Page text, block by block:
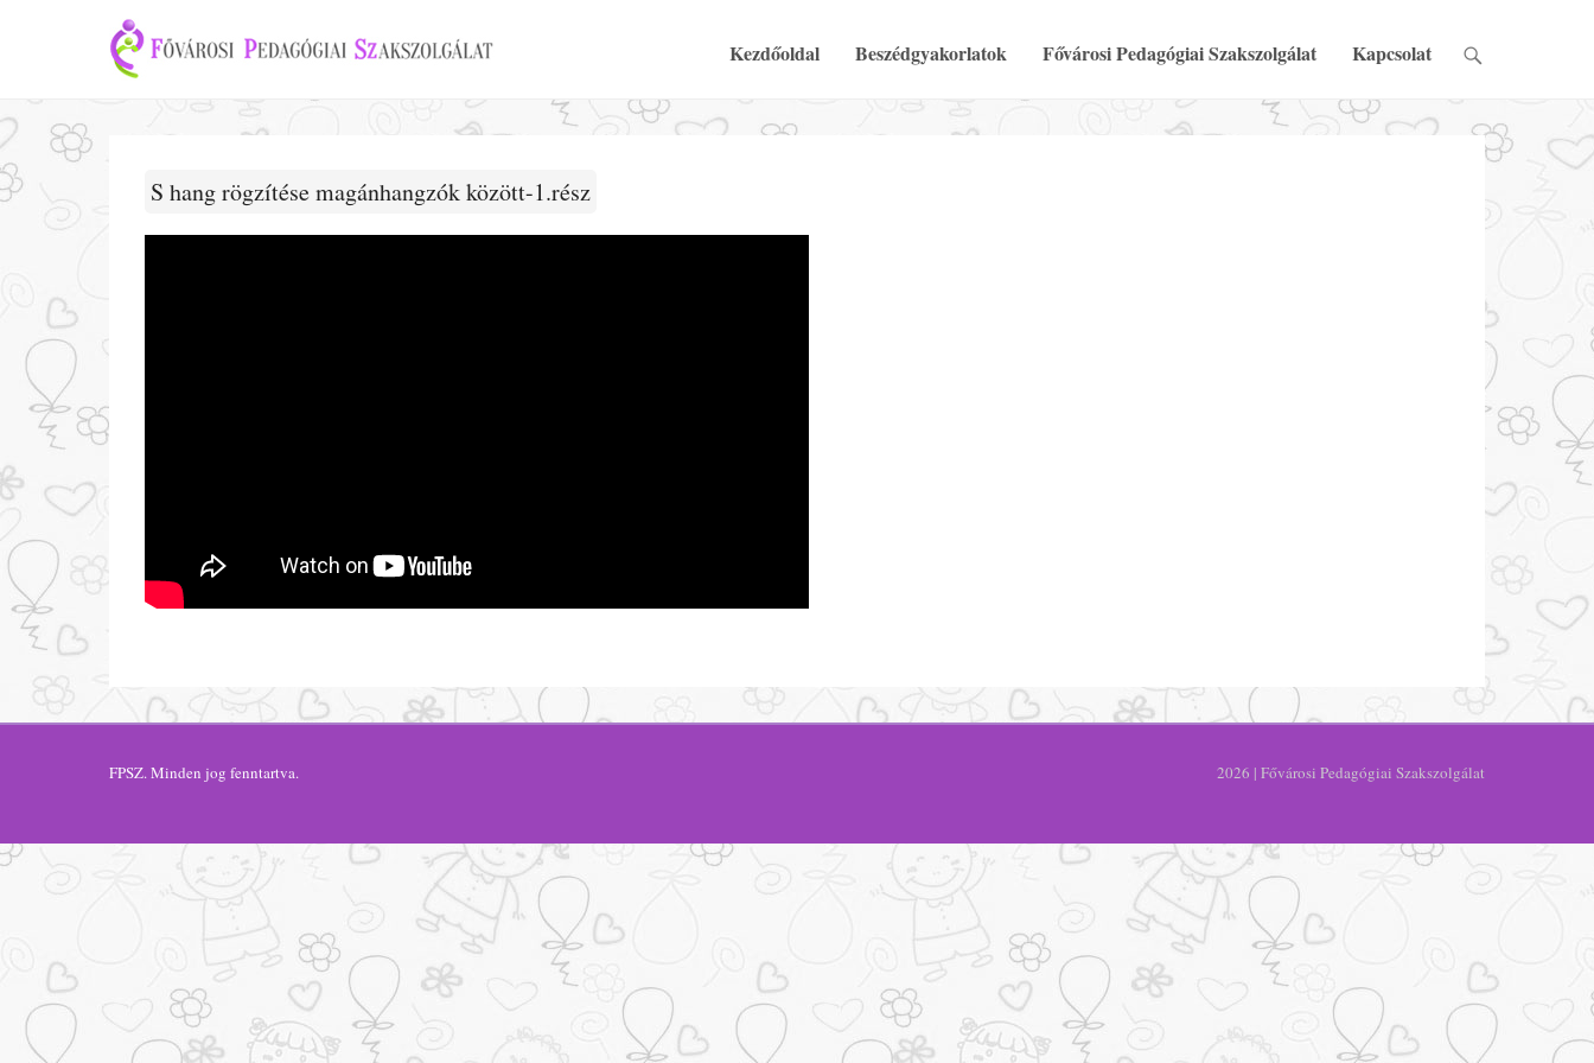
Elsődleges Menü
Tovább a tartalomra
Kezdőoldal Beszédgyakorlatok Fővárosi Pedagógiai Szakszolgálat Kapcsolat
S hang rögzítése magánhangzók között-1.rész
FPSZ. Minden jog fenntartva. 2026 | Fővárosi Pedagógiai Szakszolgálat